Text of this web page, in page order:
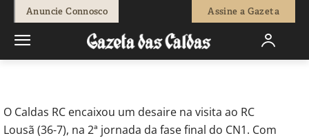
Anuncie Connosco Assine a Gazeta
Redação - 17 de Março, 2022 0
O Caldas RC encaixou um desaire na visita ao RC
Lousã (36-7), na 2ª jornada da fase final do CN1. Com